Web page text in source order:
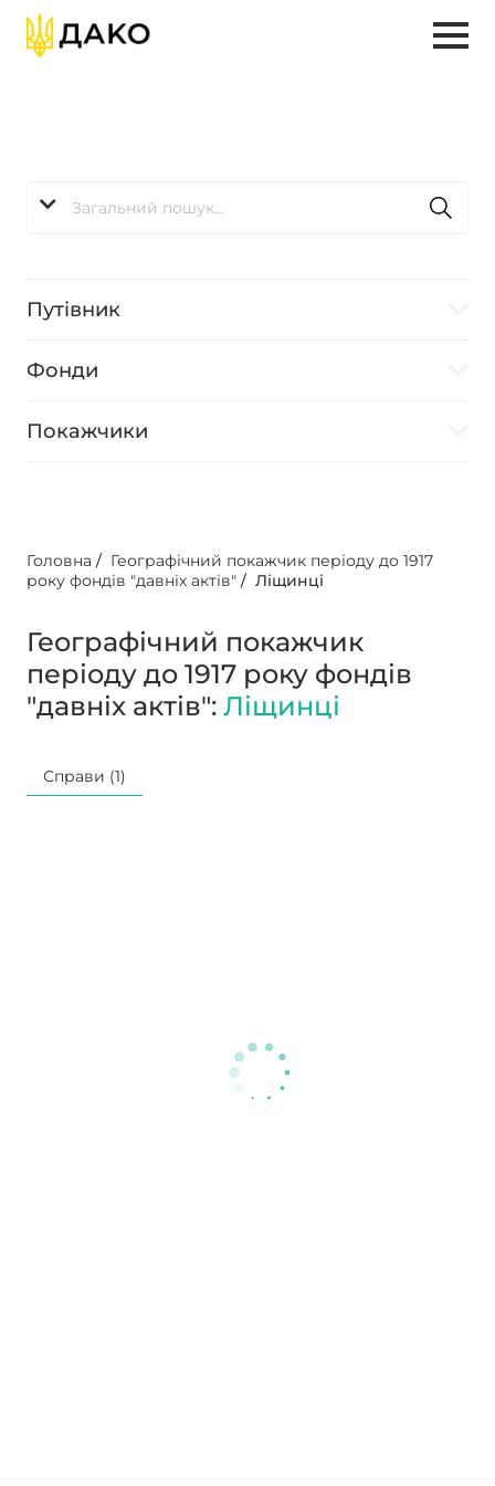
Путівник
Фонди
Покажчики
Головна / Географічний покажчик періоду до 1917
року фондів "давніх актів" / Ліщинці
Географічний покажчик
періоду до 1917 року фондів
"давніх актів": Ліщинці
Справи (1)